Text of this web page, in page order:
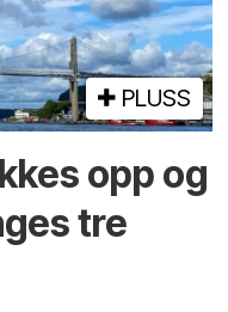
PLUSS
opp og
tre